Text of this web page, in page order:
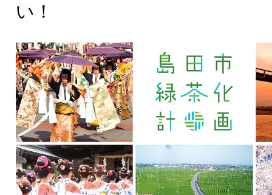
い！